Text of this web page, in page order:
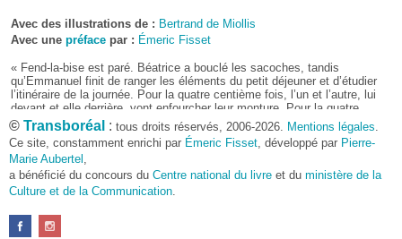
Avec des illustrations de : Bertrand de Miollis
Avec une préface par : Émeric Fisset
« Fend-la-bise est paré. Béatrice a bouclé les sacoches, tandis
qu’Emmanuel finit de ranger les éléments du petit déjeuner et d’étudier
l’itinéraire de la journée. Pour la quatre centième fois, l’un et l’autre, lui
devant et elle derrière, vont enfourcher leur monture. Pour la quatre
centième fois, ils se réjouissent de cet instant où, synchrones, ils vont
s’élancer. Jamais ils n’avaient pensé éprouver une telle joie dans l’effort
et le dépassement de soi, faire autant de rencontres. Ce plaisir sera
intact au terme de leur traversée sur la Panaméricaine, même quand ils
doubleront les étapes afin de parvenir à Ushuaia pour la Saint-Valentin,
que l’épuisement se lira sur leurs visages et que, en butte aux vents
Pour Emmanuel et Béatrice Béjanin, Tand’Amériques était, dès avant
leur départ, bien plus qu’un voyage – fût-il de noces ; il était l’union de
© Transboréal : tous droits réservés, 2006-2026. Mentions légales.
Ce site, constamment enrichi par Émeric Fisset, développé par Pierre-
Marie Aubertel ,
a bénéficié du concours du Centre national du livre et du ministère de la
Culture et de la Communication.